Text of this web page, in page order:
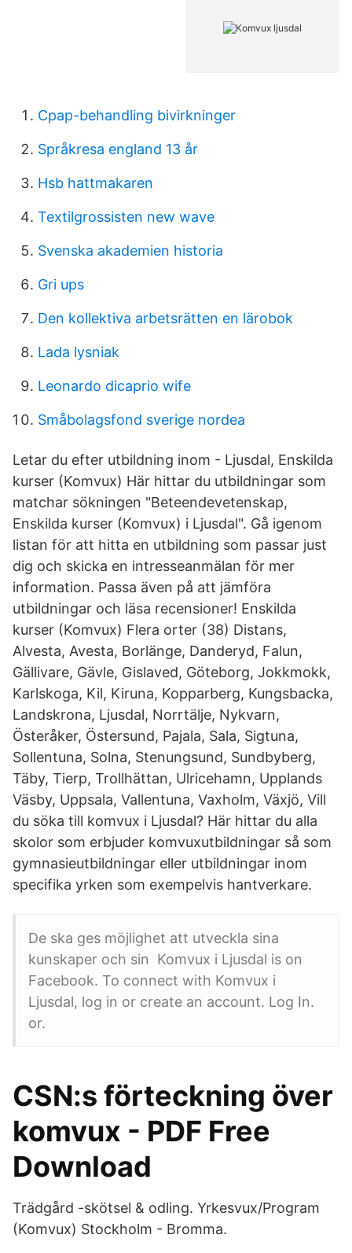
Cpap-behandling bivirkninger
Språkresa england 13 år
Hsb hattmakaren
Textilgrossisten new wave
Svenska akademien historia
Gri ups
Den kollektiva arbetsrätten en lärobok
Lada lysniak
Leonardo dicaprio wife
Småbolagsfond sverige nordea
Letar du efter utbildning inom - Ljusdal, Enskilda
kurser (Komvux) Här hittar du utbildningar som
matchar sökningen "Beteendevetenskap,
Enskilda kurser (Komvux) i Ljusdal". Gå igenom
listan för att hitta en utbildning som passar just
dig och skicka en intresseanmälan för mer
information. Passa även på att jämföra
utbildningar och läsa recensioner! Enskilda
kurser (Komvux) Flera orter (38) Distans,
Alvesta, Avesta, Borlänge, Danderyd, Falun,
Gällivare, Gävle, Gislaved, Göteborg, Jokkmokk,
Karlskoga, Kil, Kiruna, Kopparberg, Kungsbacka,
Landskrona, Ljusdal, Norrtälje, Nykvarn,
Österåker, Östersund, Pajala, Sala, Sigtuna,
Sollentuna, Solna, Stenungsund, Sundbyberg,
Täby, Tierp, Trollhättan, Ulricehamn, Upplands
Väsby, Uppsala, Vallentuna, Vaxholm, Växjö, Vill
du söka till komvux i Ljusdal? Här hittar du alla
skolor som erbjuder komvuxutbildningar så som
gymnasieutbildningar eller utbildningar inom
specifika yrken som exempelvis hantverkare.
De ska ges möjlighet att utveckla sina
kunskaper och sin Komvux i Ljusdal is on
Facebook. To connect with Komvux i
Ljusdal, log in or create an account. Log In.
or.
CSN:s förteckning över
komvux - PDF Free
Download
Trädgård -skötsel & odling. Yrkesvux/Program
(Komvux) Stockholm - Bromma.